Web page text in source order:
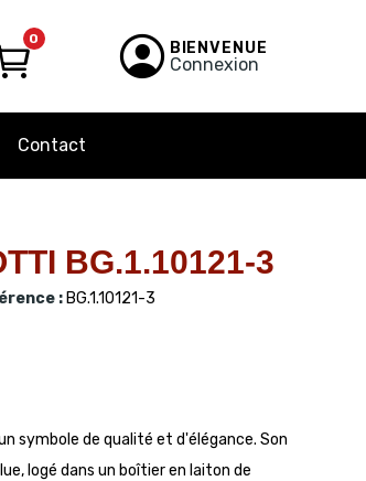
0 BIENVENUE
Connexion
Contact
BG.1.10121-3
: BG.1.10121-3
symbole de qualité et d'élégance. Son
logé dans un boîtier en laiton de